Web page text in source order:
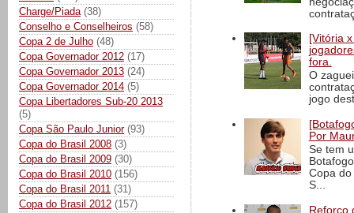
Charge/Piada (38)
Conselho e Conselheiros (58)
Copa 2 de Julho (48)
Copa Governador 2012 (17)
Copa Governador 2013 (24)
Copa Governador 2014 (5)
Copa Libertadores Sub-20 2013
(5)
Copa São Paulo Junior (93)
Copa do Brasil 2008 (3)
Copa do Brasil 2009 (30)
Copa do Brasil 2010 (156)
Copa do Brasil 2011 (31)
Copa do Brasil 2012 (157)
[Vitória
fora.
O
jogo
Por
Se tem
Copa
S...
Reforço